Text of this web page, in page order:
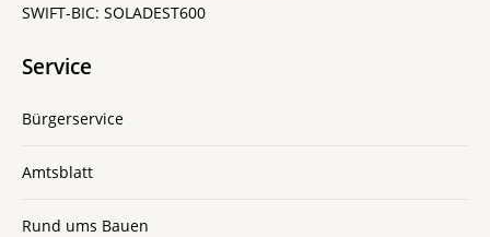
SWIFT-BIC: SOLADEST600
Service
Bürgerservice
Amtsblatt
Rund ums Bauen